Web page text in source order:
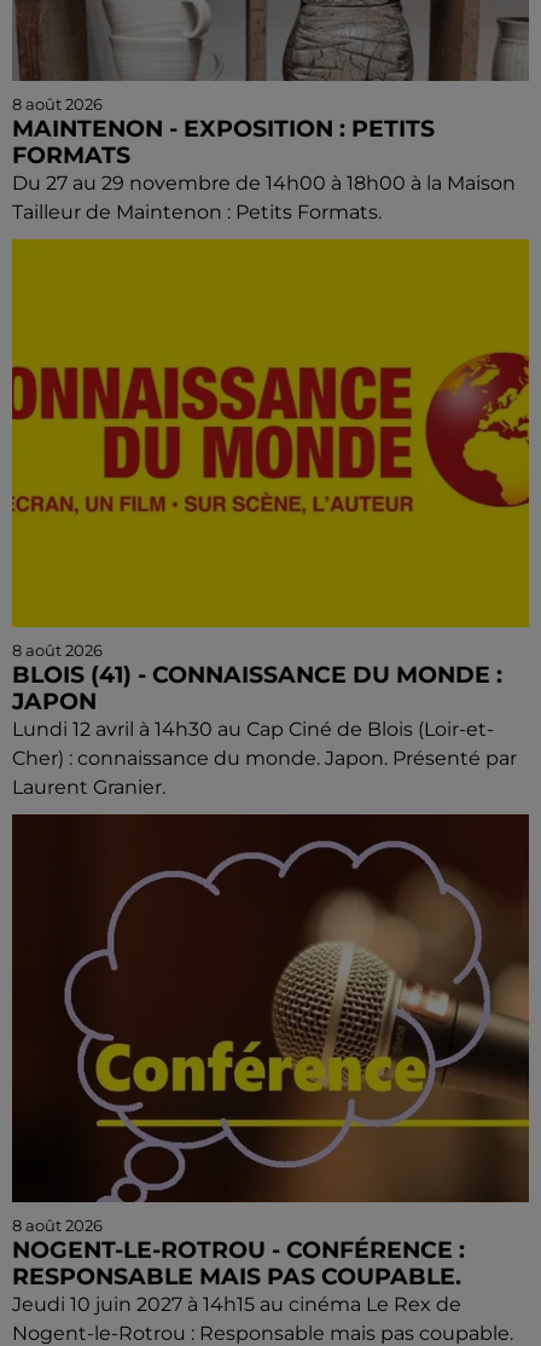
8 août 2026
MAINTENON - EXPOSITION : PETITS
FORMATS
Du 27 au 29 novembre de 14h00 à 18h00 à la Maison
Tailleur de Maintenon : Petits Formats.
8 août 2026
BLOIS (41) - CONNAISSANCE DU MONDE :
JAPON
Lundi 12 avril à 14h30 au Cap Ciné de Blois (Loir-et-
Cher) : connaissance du monde. Japon. Présenté par
Laurent Granier.
8 août 2026
NOGENT-LE-ROTROU - CONFÉRENCE :
RESPONSABLE MAIS PAS COUPABLE.
Jeudi 10 juin 2027 à 14h15 au cinéma Le Rex de
Nogent-le-Rotrou : Responsable mais pas coupable.